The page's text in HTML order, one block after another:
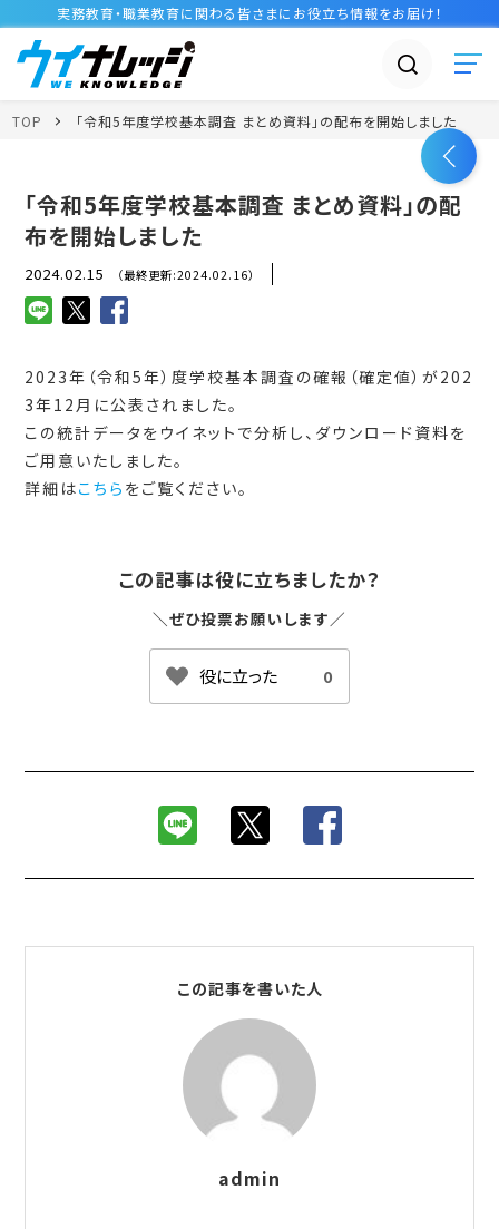
実務教育・職業教育に関わる皆さまに お役立ち情報をお届け！
TOP 「令和5年度学校基本調査 まとめ資料」の配布を開始しました
「令和5年度学校基本調査 まとめ資料」の配
布を開始しました
2024.02.15 （最終更新:2024.02.16）
2023年（令和5年）度学校基本調査の確報（確定値）が202
3年12月に公表されました。
この統計データをウイネットで分析し、ダウンロード資料を
ご用意いたしました。
詳細はこちら をご覧ください。
この記事は役に立ちましたか？
＼ぜひ投票お願いします／
0
この記事を書いた人
admin